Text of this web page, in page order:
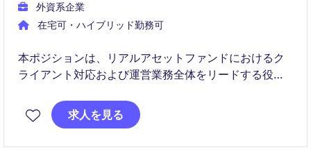
外資系企業
在宅可・ハイブリッド勤務可
本ポジションは、リアルアセットファンドにおけるク
ライアント対応および運営業務全体をリードする役割
ながら、業務改善と高品質なサービス提供を推進しま
す。
求人を見る